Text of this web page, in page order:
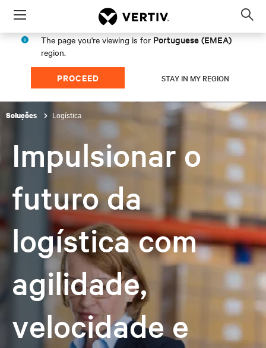
Menu
The page you're viewing is for Portuguese (EMEA)
region.
PROCEED STAY IN MY REGION
Soluções Logística
Impulsionar o
futuro da
logística com
agilidade,
velocidade e